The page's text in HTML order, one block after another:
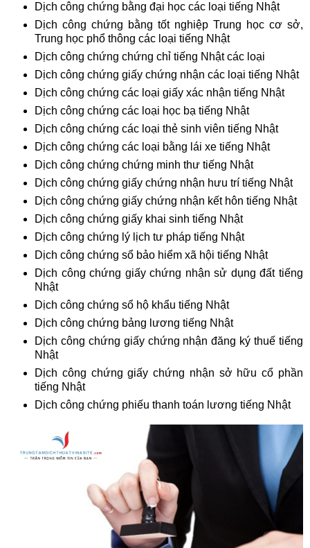
Dịch công chứng bằng đại học các loại tiếng Nhật
Dịch công chứng bằng tốt nghiệp Trung học cơ sở,
Trung học phổ thông các loại tiếng Nhật
Dịch công chứng chứng chỉ tiếng Nhật các loại
Dịch công chứng giấy chứng nhận các loại tiếng Nhật
Dịch công chứng các loại giấy xác nhận tiếng Nhật
Dịch công chứng các loại học bạ tiếng Nhật
Dịch công chứng các loại thẻ sinh viên tiếng Nhật
Dịch công chứng các loại bằng lái xe tiếng Nhật
Dịch công chứng chứng minh thư tiếng Nhật
Dịch công chứng giấy chứng nhận hưu trí tiếng Nhật
Dịch công chứng giấy chứng nhận kết hôn tiếng Nhật
Dịch công chứng giấy khai sinh tiếng Nhật
Dịch công chứng lý lịch tư pháp tiếng Nhật
Dịch công chứng sổ bảo hiểm xã hội tiếng Nhật
Dịch công chứng giấy chứng nhận sử dụng đất tiếng
Nhật
Dịch công chứng sổ hộ khẩu tiếng Nhật
Dịch công chứng bảng lương tiếng Nhật
Dịch công chứng giấy chứng nhận đăng ký thuế tiếng
Nhật
Dịch công chứng giấy chứng nhận sở hữu cổ phần
tiếng Nhật
Dịch công chứng phiếu thanh toán lương tiếng Nhật